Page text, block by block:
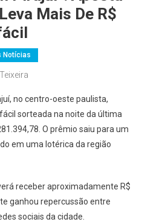
Mais De R$
Notícias
no centro-oeste paulista,
sorteada na noite da última
O prêmio saiu para um
em uma lotérica da região
receber aproximadamente R$
ganhou repercussão entre
sociais da cidade.